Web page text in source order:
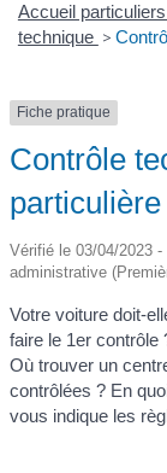
Accueil particuliers
technique >
Fiche pratique
Contrôle
particulière
Vérifié le 03/04/2023
administrative
Votre voiture doit-
faire le 1er contrôle
Où trouver un
contrôlées ? En
vous indique les